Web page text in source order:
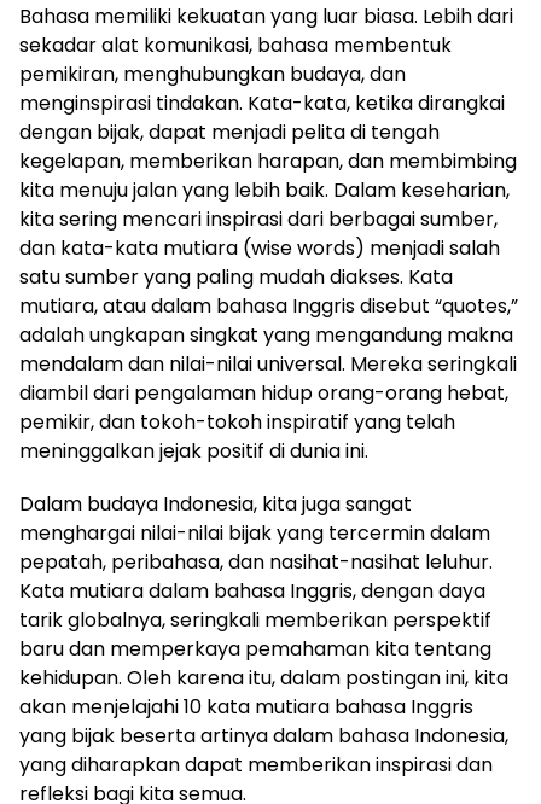
Bahasa memiliki kekuatan yang luar biasa. Lebih dari
sekadar alat komunikasi, bahasa membentuk
pemikiran, menghubungkan budaya, dan
menginspirasi tindakan. Kata-kata, ketika dirangkai
dengan bijak, dapat menjadi pelita di tengah
kegelapan, memberikan harapan, dan membimbing
kita menuju jalan yang lebih baik. Dalam keseharian,
kita sering mencari inspirasi dari berbagai sumber,
dan kata-kata mutiara (wise words) menjadi salah
satu sumber yang paling mudah diakses. Kata
mutiara, atau dalam bahasa Inggris disebut “quotes,”
adalah ungkapan singkat yang mengandung makna
mendalam dan nilai-nilai universal. Mereka seringkali
diambil dari pengalaman hidup orang-orang hebat,
pemikir, dan tokoh-tokoh inspiratif yang telah
meninggalkan jejak positif di dunia ini.
Dalam budaya Indonesia, kita juga sangat
menghargai nilai-nilai bijak yang tercermin dalam
pepatah, peribahasa, dan nasihat-nasihat leluhur.
Kata mutiara dalam bahasa Inggris, dengan daya
tarik globalnya, seringkali memberikan perspektif
baru dan memperkaya pemahaman kita tentang
kehidupan. Oleh karena itu, dalam postingan ini, kita
akan menjelajahi 10 kata mutiara bahasa Inggris
yang bijak beserta artinya dalam bahasa Indonesia,
yang diharapkan dapat memberikan inspirasi dan
refleksi bagi kita semua.